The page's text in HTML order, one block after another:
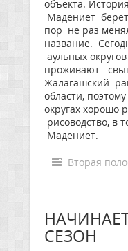
объекта.
Мадениет
пор не раз
название.
аульных
проживают
Жалагашский
области,
округах хорошо
рисоводство, в
Мадениет.
Вторая
СЕЗОН